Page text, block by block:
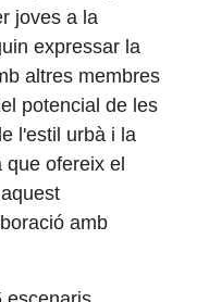
joves a la
expressar la
altres membres
potencial de les
l'estil urbà i la
ofereix el
amb